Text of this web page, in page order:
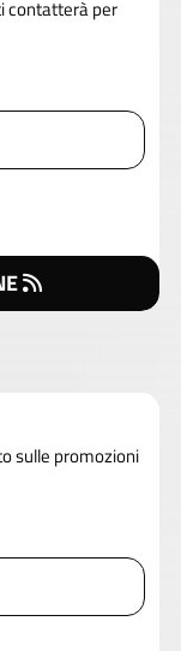
contatterà per
sulle promozioni